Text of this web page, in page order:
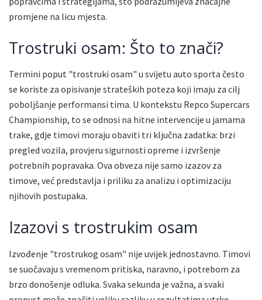
promjene na licu mjesta.
Trostruki osam: Što to znači?
Termini poput "trostruki osam" u svijetu auto sporta često
se koriste za opisivanje strateških poteza koji imaju za cilj
poboljšanje performansi tima. U kontekstu Repco Supercars
Championship, to se odnosi na hitne intervencije u jamama
trake, gdje timovi moraju obaviti tri ključna zadatka: brzi
pregled vozila, provjeru sigurnosti opreme i izvršenje
potrebnih popravaka. Ova obveza nije samo izazov za
timove, već predstavlja i priliku za analizu i optimizaciju
njihovih postupaka.
Izazovi s trostrukim osam
Izvođenje "trostrukog osam" nije uvijek jednostavno. Timovi
se suočavaju s vremenom pritiska, naravno, i potrebom za
brzo donošenje odluka. Svaka sekunda je važna, a svaki